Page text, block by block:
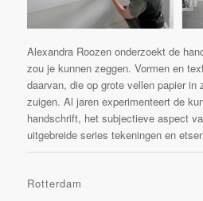
Alexandra Roozen onderzoekt de
zou je kunnen zeggen. Vormen en
daarvan, die op grote vellen papier in
zuigen. Al jaren experimenteert de
handschrift, het subjectieve aspect
uitgebreide series tekeningen en
Rotterdam